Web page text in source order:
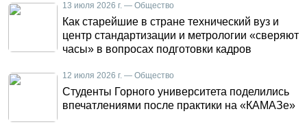
13 июля 2026 г. — Общество
Как старейшие в стране технический вуз и
центр стандартизации и метрологии «сверяют
часы» в вопросах подготовки кадров
12 июля 2026 г. — Общество
Студенты Горного университета поделились
впечатлениями после практики на «КАМАЗе»